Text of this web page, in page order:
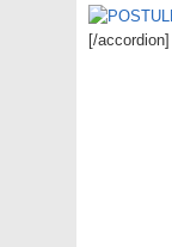
[/accordion]